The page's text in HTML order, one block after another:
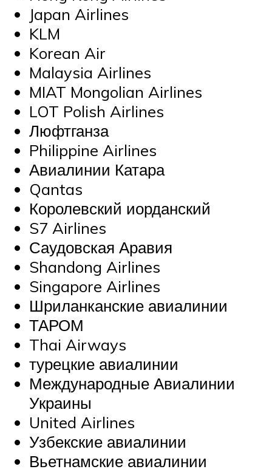
Japan Airlines
KLM
Korean Air
Malaysia Airlines
MIAT Mongolian Airlines
LOT Polish Airlines
Люфтганза
Philippine Airlines
Авиалинии Катара
Qantas
Королевский иорданский
S7 Airlines
Саудовская Аравия
Shandong Airlines
Singapore Airlines
Шриланканские авиалинии
ТАРОМ
Thai Airways
турецкие авиалинии
Международные Авиалинии
Украины
United Airlines
Узбекские авиалинии
Вьетнамские авиалинии